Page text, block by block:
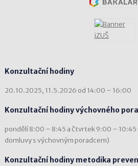
Konzultační hodiny
20.10.2025, 11.5.2026 od 14:00 – 16:00
Konzultační hodiny výchovného
pondělí 8:00 – 8:45 a čtvrtek 9:00 –
domluvy s výchovným poradcem)
Konzultační hodiny metodika